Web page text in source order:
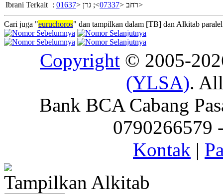
Ibrani Terkait : רחב <07337>; גרן <01637 >
Cari juga "euruchoros" dan tampilkan dalam [TB] dan Alkitab
Copyright © 2005-
(YLSA).
Bank BCA Cabang
0790266579
Kontak |
Tampilkan Alkitab